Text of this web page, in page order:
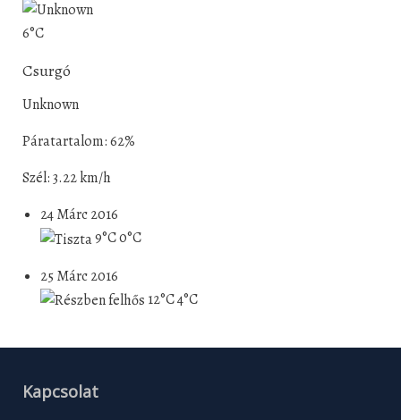
6°C
Csurgó
Unknown
Páratartalom: 62%
Szél: 3.22 km/h
24 Márc 2016
9°C0°C
25 Márc 2016
12°C4°C
Kapcsolat